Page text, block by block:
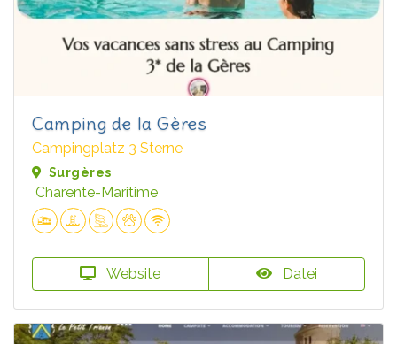
Camping de la Gères
Campingplatz 3 Sterne
Surgères
Charente-Maritime
Website Datei